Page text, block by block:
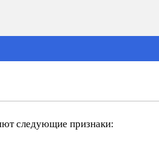
следующие признаки: